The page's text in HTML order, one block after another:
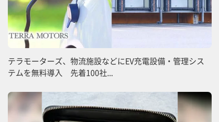
テラモーターズ、物流施設などにEV充電設備・管理シス
テムを無料導入 先着100社...